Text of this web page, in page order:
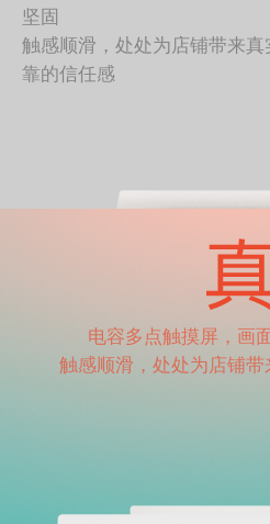
坚固
触感顺滑，处处为店铺带来真
靠的信任感
电容多点触摸屏，画
触感顺滑，处处为店铺